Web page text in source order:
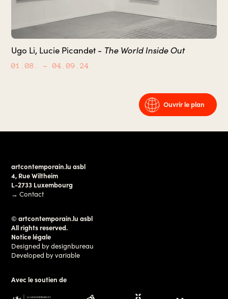
Ugo Li, Lucie Picandet - The World Inside Out
01.08. – 04.09.24
Ouvrir le plan
artcontemporain.lu asbl
4, Rue Wiltheim
L-2733 Luxembourg
→Contact
© artcontemporain.lu asbl
All rights reserved.
Notice légale
Designed bydesignbureau
Developed byvariable
Avec le soutien de